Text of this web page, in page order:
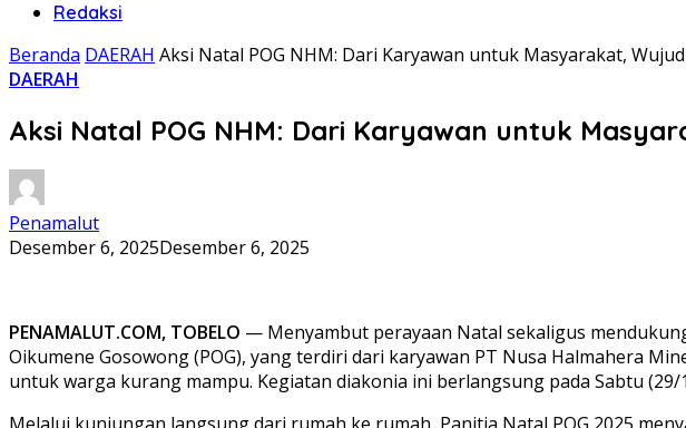
Redaksi
Beranda DAERAH Aksi Natal POG NHM: Dari Karyawan untuk Masyarakat,
DAERAH
Aksi Natal POG NHM: Dari Karyawan untuk
Penamalut
Desember 6, 2025Desember 6, 2025
PENAMALUT.COM, TOBELO — Menyambut perayaan Natal sekaligus
Oikumene Gosowong (POG), yang terdiri dari karyawan PT Nusa Halmahera
untuk warga kurang mampu. Kegiatan diakonia ini berlangsung pada Sabtu